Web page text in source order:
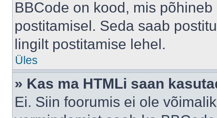
BBCode on kood, mis
postitamisel. Seda saab
lingilt postitamise lehel.
Üles
» Kas ma HTMLi saan
Ei. Siin foorumis ei ole